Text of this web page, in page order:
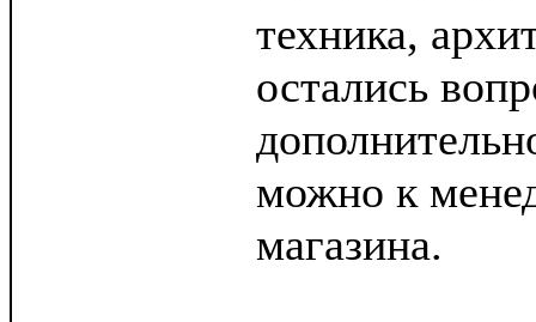
техника,
остались
можно к
магазина.